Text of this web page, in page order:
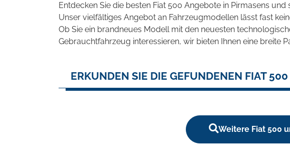
Entdecken Sie die besten Fiat 500 Angebote in Pirmasens
Unser vielfältiges Angebot an Fahrzeugmodellen lässt fast
Ob Sie ein brandneues Modell mit den neuesten
Gebrauchtfahrzeug interessieren, wir bieten Ihnen eine breite
ERKUNDEN SIE DIE GEFUNDENEN FIAT
Weitere Fiat 500